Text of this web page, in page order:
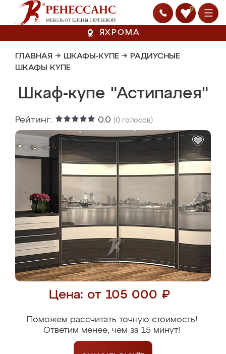
0
ЯХРОМА
ГЛАВНАЯ → ШКАФЫ-КУПЕ → РАДИУСНЫЕ
ШКАФЫ КУПЕ
Шкаф-купе "Астипалея"
Рейтинг: 0.0 (0 голосов)
Цена: от 105 000 ₽
Поможем рассчитать точную стоимость!
Ответим менее, чем за 15 минут!